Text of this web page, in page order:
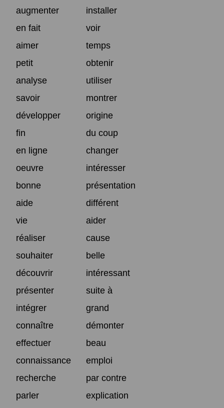
augmenter
installer
en fait
voir
aimer
temps
petit
obtenir
analyse
utiliser
savoir
montrer
développer
origine
fin
du coup
en ligne
changer
oeuvre
intéresser
bonne
présentation
aide
différent
vie
aider
réaliser
cause
souhaiter
belle
découvrir
intéressant
présenter
suite à
intégrer
grand
connaître
démonter
effectuer
beau
connaissance
emploi
recherche
par contre
parler
explication